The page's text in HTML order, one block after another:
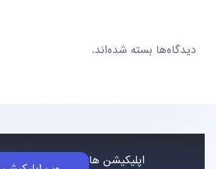
دیدگاه‌ها بسته شده‌اند.
اپلیکیشن ها